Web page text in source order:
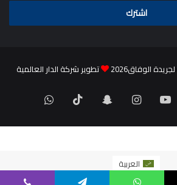
الوفاق2026 تطوير شركة الدار العالمية
‫YouTubeانستقرامسناب
تشات
‫TikTokواتساب
العربية